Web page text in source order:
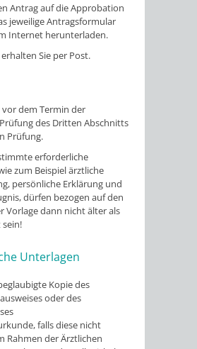
Antrag auf die Approbation
jeweilige Antragsformular
Internet herunterladen.
Sie per Post.
vor dem Termin der
des Dritten Abschnitts
Prüfung.
erforderliche
zum Beispiel ärztliche
persönliche Erklärung und
dürfen bezogen auf den
Vorlage dann nicht älter als
Unterlagen
Kopie des
oder des
falls diese nicht
Rahmen der Ärztlichen